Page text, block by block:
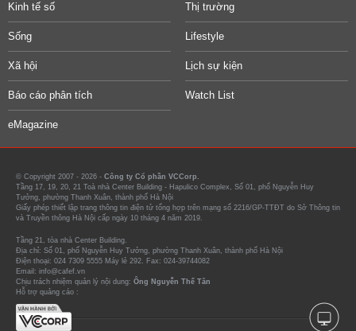
Kinh tế số Thị trường
Sống Lifestyle
Xã hội Lịch sự kiện
Báo cáo phân tích Watch List
eMagazine
© Copyright 2007 - 2026 - Công ty Cổ phần VCCorp.
Tầng 17, 19, 20, 21 Toà nhà Center Building - Hapulico Complex, Số 01, phố Nguyễn Huy
Tưởng, phường Thanh Xuân, thành phố Hà Nội
Giấy phép thiết lập trang thông tin điện tử tổng hợp trên mạng số 2216/GP-TTĐT do Sở Thông tin
và Truyền thông Hà Nội cấp ngày 10 tháng 4 năm 2019.
Tầng 21, tòa nhà Center Building.
Địa chỉ: Số 01, phố Nguyễn Huy Tưởng, phường Thanh Xuân, thành phố Hà Nội
Điện thoại: 024 7309 5555 Máy lẻ 292. Fax: 024-39744082
Email: info@cafef.vn
Chịu trách nhiệm quản lý nội dung: Ông Nguyễn Thế Tân
Hỗ trợ quảng cáo :